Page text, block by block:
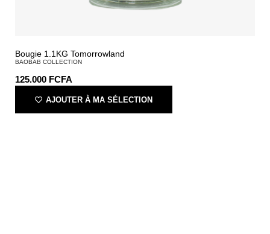
Bougie 1.1KG Tomorrowland
BAOBAB COLLECTION
125.000 FCFA
AJOUTER À MA SÉLECTION